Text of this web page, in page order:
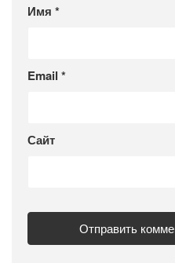
Имя *
Email *
Сайт